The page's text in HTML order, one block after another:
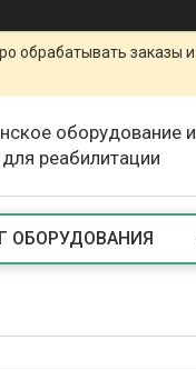
обрабатывать заказы
оборудование и
реабилитации
ОБОРУДОВАНИЯ